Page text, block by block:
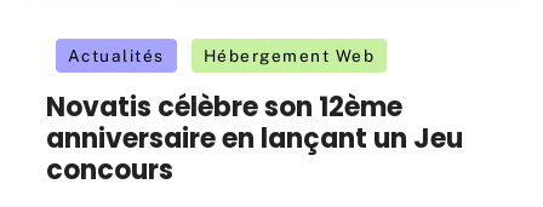
Actualités Hébergement Web
Novatis célèbre son 12ème
anniversaire en lançant un Jeu
concours